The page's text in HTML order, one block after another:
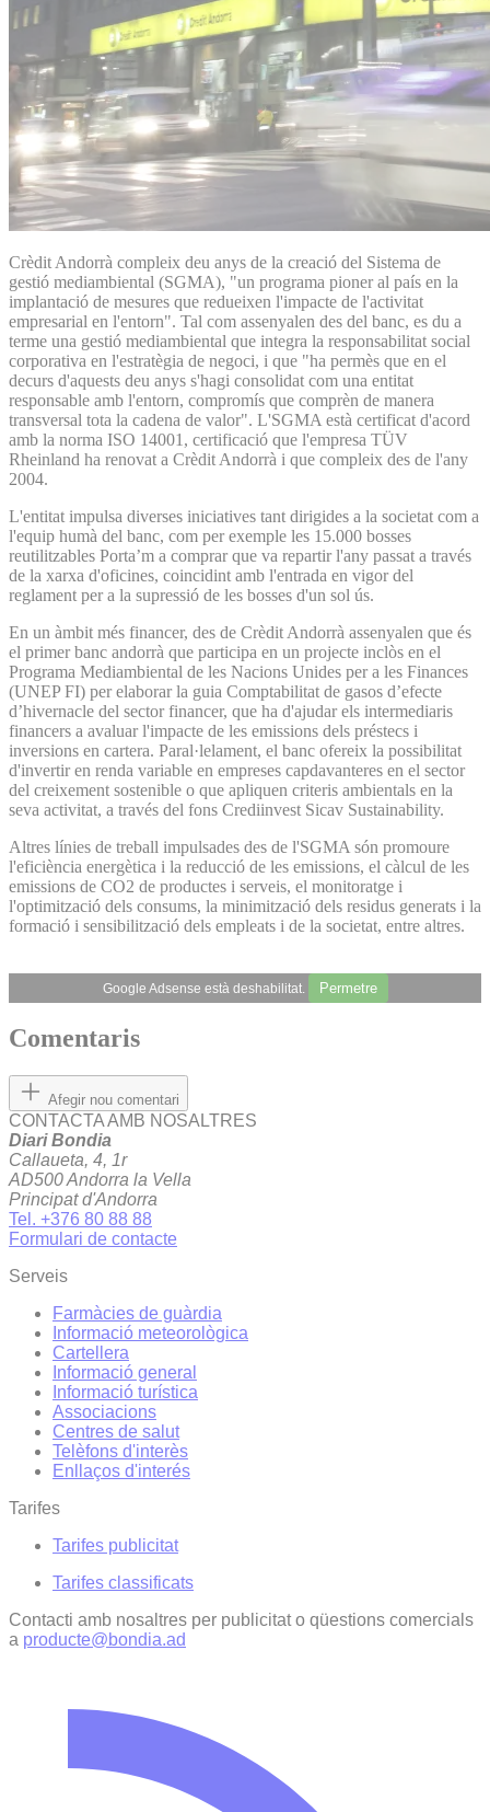
Crèdit Andorrà compleix deu anys de la creació del Sistema de
gestió mediambiental (SGMA), "un programa pioner al país en la
implantació de mesures que redueixen l'impacte de l'activitat
empresarial en l'entorn". Tal com assenyalen des del banc, es du a
terme una gestió mediambiental que integra la responsabilitat social
corporativa en l'estratègia de negoci, i que "ha permès que en el
decurs d'aquests deu anys s'hagi consolidat com una entitat
responsable amb l'entorn, compromís que comprèn de manera
transversal tota la cadena de valor". L'SGMA està certificat d'acord
amb la norma ISO 14001, certificació que l'empresa TÜV
Rheinland ha renovat a Crèdit Andorrà i que compleix des de l'any
2004.
L'entitat impulsa diverses iniciatives tant dirigides a la societat com a
l'equip humà del banc, com per exemple les 15.000 bosses
reutilitzables Porta’m a comprar que va repartir l'any passat a través
de la xarxa d'oficines, coincidint amb l'entrada en vigor del
reglament per a la supressió de les bosses d'un sol ús.
En un àmbit més financer, des de Crèdit Andorrà assenyalen que és
el primer banc andorrà que participa en un projecte inclòs en el
Programa Mediambiental de les Nacions Unides per a les Finances
(UNEP FI) per elaborar la guia Comptabilitat de gasos d’efecte
d’hivernacle del sector financer, que ha d'ajudar els intermediaris
financers a avaluar l'impacte de les emissions dels préstecs i
inversions en cartera. Paral·lelament, el banc ofereix la possibilitat
d'invertir en renda variable en empreses capdavanteres en el sector
del creixement sostenible o que apliquen criteris ambientals en la
seva activitat, a través del fons Crediinvest Sicav Sustainability.
Altres línies de treball impulsades des de l'SGMA són promoure
l'eficiència energètica i la reducció de les emissions, el càlcul de les
emissions de CO2 de productes i serveis, el monitoratge i
l'optimització dels consums, la minimització dels residus generats i la
formació i sensibilització dels empleats i de la societat, entre altres.
Google Adsense està deshabilitat. Permetre
Comentaris
Afegir nou comentari
CONTACTA AMB NOSALTRES
Diari Bondia
Callaueta, 4, 1r
AD500 Andorra la Vella
Principat d'Andorra
Tel. +376 80 88 88
Formulari de contacte
Serveis
Farmàcies de guàrdia
Informació meteorològica
Cartellera
Informació general
Informació turística
Associacions
Centres de salut
Telèfons d'interès
Enllaços d'interés
Tarifes
Tarifes publicitat
Tarifes classificats
Contacti amb nosaltres per publicitat o qüestions comercials
a producte@bondia.ad